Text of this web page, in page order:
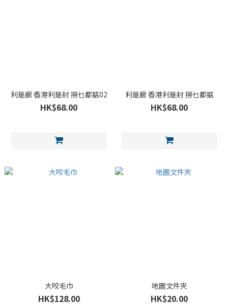
利是廊 香港利是封 撈乜都掂02
HK$68.00
利是廊 香港利是封 撈乜都掂
HK$68.00
大咬毛巾
HK$128.00
地圖文件夾
HK$20.00